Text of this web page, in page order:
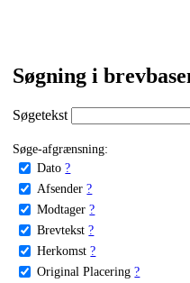
Søgning i
Søgetekst
Søge-afgrænsning:
Dato ?
Afsender ?
Modtager ?
Brevtekst ?
Herkomst ?
Original Placering ?